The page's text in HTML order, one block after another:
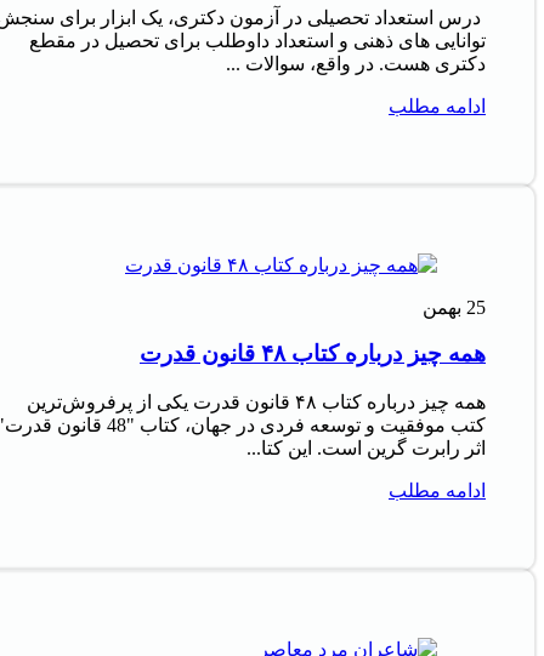
درس استعداد تحصیلی در آزمون دکتری، یک ابزار برای
توانایی های ذهنی و استعداد داوطلب برای تحصیل در مقطع
دکتری هست. در واقع، سوالات ...
ادامه مطلب
25 بهمن
همه چیز درباره کتاب ۴۸ قانون قدرت
همه چیز درباره کتاب ۴۸ قانون قدرت یکی از پرفروش‌ترین
کتب موفقیت و توسعه فردی در جهان، کتاب "48 قانون
اثر رابرت گرین است. این کتا...
ادامه مطلب